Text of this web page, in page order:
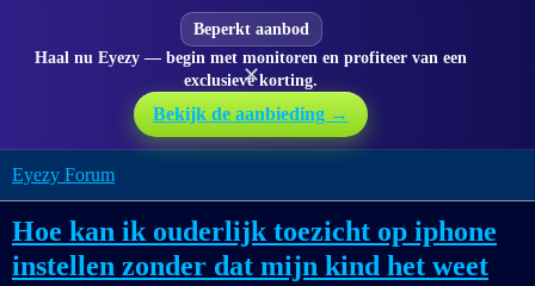
Beperkt aanbod
Haal nu Eyezy — begin met monitoren en profiteer van een
exclusieve korting.
Bekijk de aanbieding →
✕
Eyezy Forum
Hoe kan ik ouderlijk toezicht op iphone
instellen zonder dat mijn kind het weet